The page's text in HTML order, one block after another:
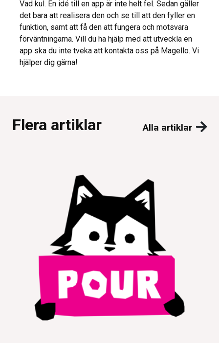
Vad kul. En idé till en app är inte helt fel. Sedan gäller
det bara att realisera den och se till att den fyller en
funktion, samt att få den att fungera och motsvara
förväntningarna. Vill du ha hjälp med att utveckla en
app ska du inte tveka att kontakta oss på Magello. Vi
hjälper dig gärna!
Flera artiklar Alla artiklar